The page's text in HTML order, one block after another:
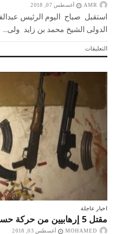
AMR أغسطس 07, 2018
استقبل صباح اليوم الرئيس
الدولى الشيخ محمد بن زايد ولى...
التعليقاتعلى
بالصور
يستقبل
زايد
ولي
عهد
أبو
ظبي
في
مغلقة
اخبار عاجلة
مقتل 5 إرهابيين من حركة حسم الإخوانية فى القليوبية
MOHAMED أغسطس 03, 2018